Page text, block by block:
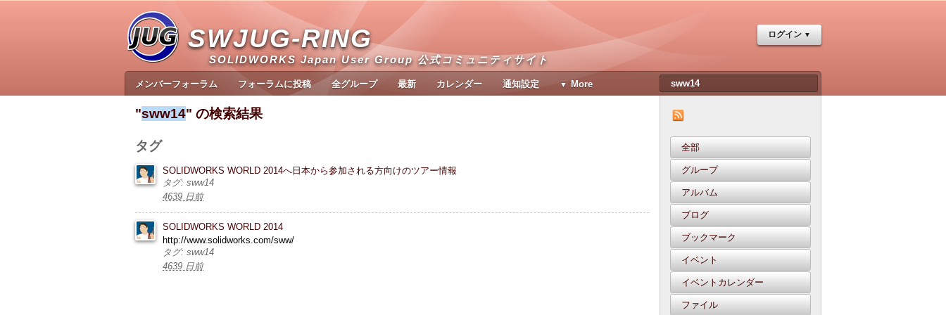
SWJUG-RING
SOLIDWORKS Japan User Group 公式コミュニティサイト
ログイン
メンバーフォーラム フォーラムに投稿 全グループ 最新 カレンダー 通知設定 More
全部
グループ
アルバム
ブログ
ブックマーク
イベント
イベントカレンダー
ファイル
"sww14" の検索結果
タグ
SOLIDWORKS WORLD 2014へ日本から参加される方向けのツアー情報
タグ: sww14
4639 日前
SOLIDWORKS WORLD 2014
http://www.solidworks.com/sww/
タグ: sww14
4639 日前